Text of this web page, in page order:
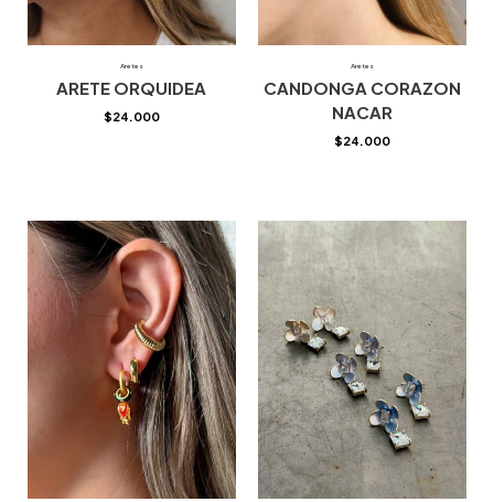
Aretes
ARETE ORQUIDEA
$24.000
Aretes
CANDONGA CORAZON
NACAR
$24.000